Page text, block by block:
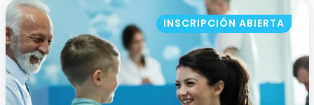
INSCRIPCIÓN ABIERTA